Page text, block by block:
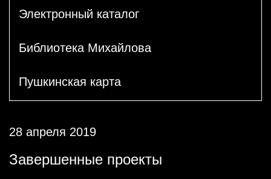
Электронный каталог
Библиотека Михайлова
Пушкинская карта
28 апреля 2019
Завершенные проекты